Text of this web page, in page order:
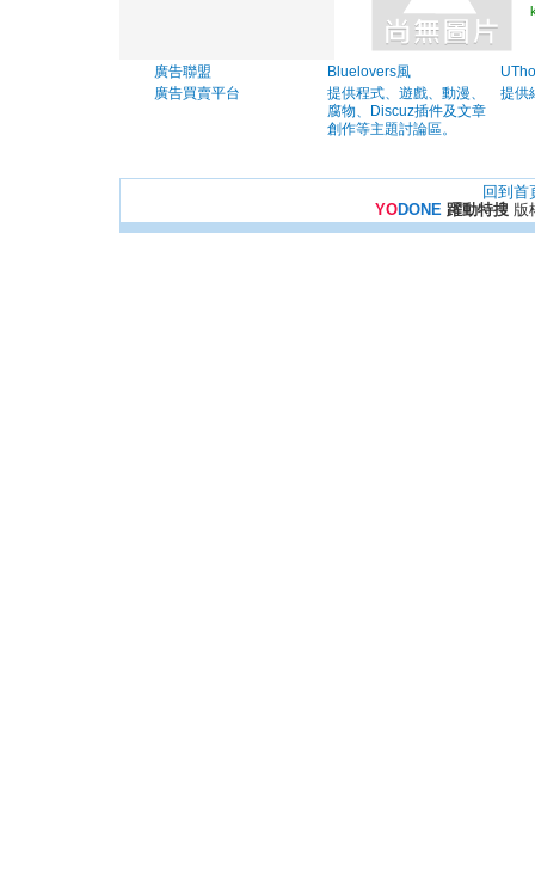
廣告聯盟
廣告買賣平台
Bluelovers風
提供程式、遊戲、動漫、
腐物、Discuz插件及文章
創作等主題討論區。
提供
回到首
YODONE 躍動特搜版